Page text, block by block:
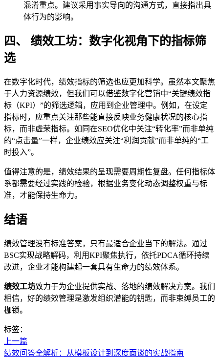
混淆重点。建议采用事实导向的沟通方式，直接指出具
体行为的影响。
四、 绩效工坊：数字化视角下的指标筛
选
在数字化时代，绩效指标的筛选也应更加科学。虽然本文聚焦
于人力资源绩效，但我们可以借鉴数字化营销中“关键绩效指
标（KPI）”的筛选逻辑，应用到企业管理中。例如，在设定
指标时，应重点关注那些能直接反映业务健康状况的核心指
标，而非虚荣指标。如同在SEO优化中关注“转化率”而非单纯
的“点击量”一样，企业绩效应关注“利润贡献”而非单纯的“工
时投入”。
值得注意的是，绩效结果的呈现需要周期性复盘。任何指标体
系都需要经过实践的检验，根据业务变化动态调整权重与标
准，才能保持生命力。
结语
绩效管理没有标准答案，只有最适合企业当下的解法。通过
BSC实现战略解码，利用KPI聚焦执行，依托PDCA循环持续
改进，企业才能构建起一套具有生命力的绩效体系。
绩效工坊致力于为企业提供实战、落地的绩效解决方案。我们
相信，好的绩效管理是激发组织潜能的钥匙，而非束缚员工的
枷锁。
标签：
上一篇
绩效问答全解析：从模板设计到深度面谈的实战指南